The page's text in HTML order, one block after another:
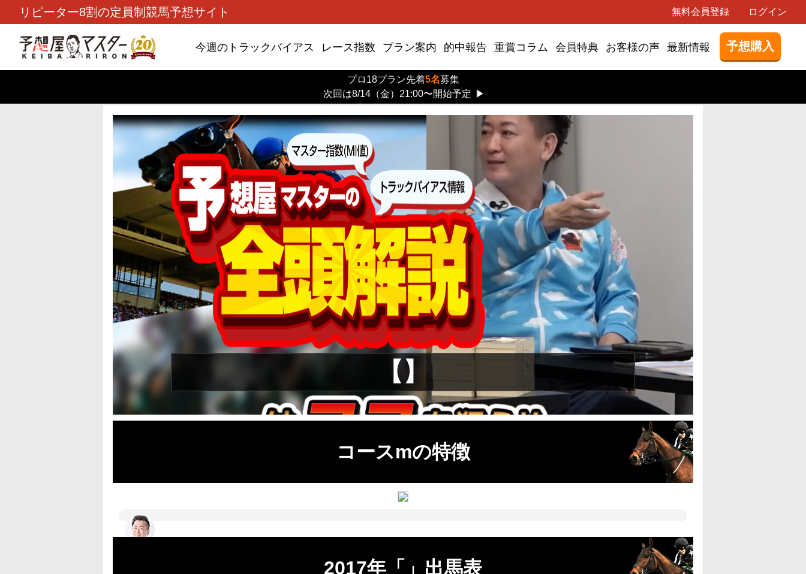
リピーター8割の定員制競馬予想サイト 無料会員登録 ログイン
今週のトラックバイアス レース指数 プラン案内 的中報告 重賞コラム 会員特典 お客様の声 最新情報 予想購入
プロ18プラン先着5名募集
次回は8/14（金）21:00〜開始予定
▶
【】
コースmの特徴
2017年「」出馬表